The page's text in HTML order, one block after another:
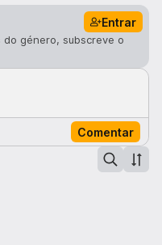
Entrar
género, subscreve o
Comentar